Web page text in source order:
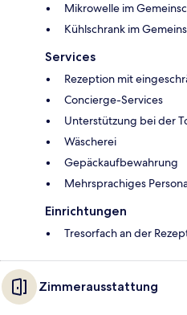
Mikrowelle im
Kühlschrank im
Services
Rezeption mit
Concierge-Services
Unterstützung bei der
Wäscherei
Gepäckaufbewahrung
Mehrsprachiges
Einrichtungen
Tresorfach an der
Zimmerausstattung